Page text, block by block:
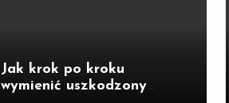
Jak krok po kroku
wymienić uszkodzony